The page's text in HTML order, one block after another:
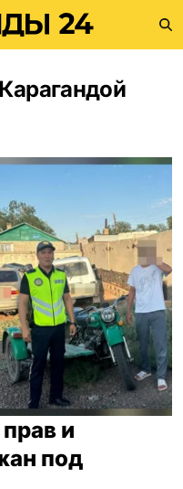
и
под